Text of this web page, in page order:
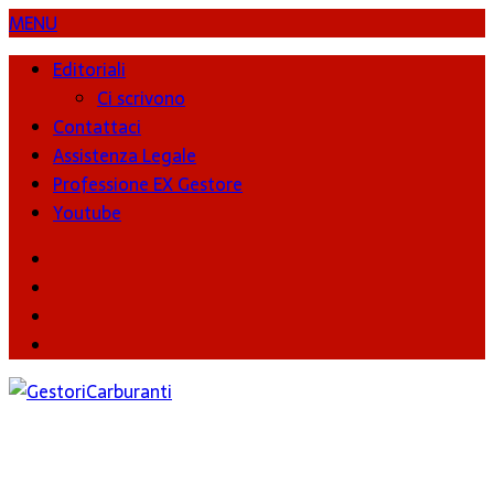
MENU
Editoriali
Ci scrivono
Contattaci
Assistenza Legale
Professione EX Gestore
Youtube